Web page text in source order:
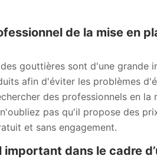
de la mise en
gouttières sont d'une
afin d'éviter les problèmes
des professionnels en la
pas qu'il propose des
et sans engagement.
dans le cadre